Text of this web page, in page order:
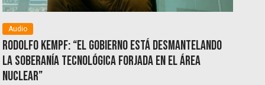
Audio
Rodolfo Kempf: “El Gobierno está desmantelando
la soberanía tecnológica forjada en el área
nuclear”